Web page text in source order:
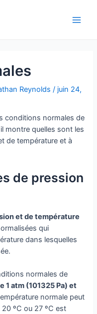
Reynolds/ juin 24,
conditions normales de
montre quelles sont les
de température et à
de pression
et de température
qui
dans lesquelles
normales de
1 atm (101325 Pa) et
normale peut
ºC ou 27 ºC est